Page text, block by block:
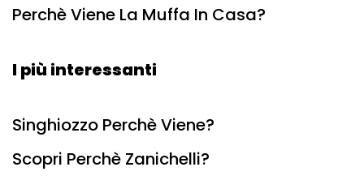
Perchè Viene La Muffa In Casa?
I più interessanti
Singhiozzo Perchè Viene?
Scopri Perchè Zanichelli?